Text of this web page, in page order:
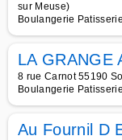
sur Meuse)
Boulangerie
LA GRANGE
8 rue Carnot 55190
Boulangerie
Au Fournil D